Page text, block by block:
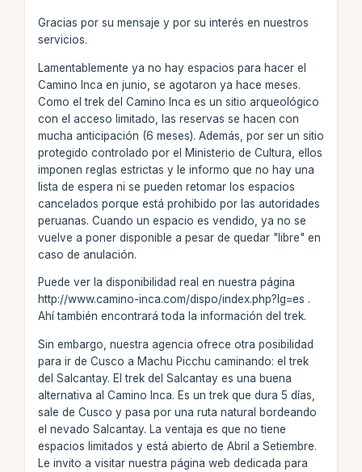
Gracias por su mensaje y por su interés en nuestros
servicios.
Lamentablemente ya no hay espacios para hacer el
Camino Inca en junio, se agotaron ya hace meses.
Como el trek del Camino Inca es un sitio arqueológico
con el acceso limitado, las reservas se hacen con
mucha anticipación (6 meses). Además, por ser un sitio
protegido controlado por el Ministerio de Cultura, ellos
imponen reglas estrictas y le informo que no hay una
lista de espera ni se pueden retomar los espacios
cancelados porque está prohibido por las autoridades
peruanas. Cuando un espacio es vendido, ya no se
vuelve a poner disponible a pesar de quedar "libre" en
caso de anulación.
Puede ver la disponibilidad real en nuestra página
http://www.camino-inca.com/dispo/index.php?lg=es .
Ahí también encontrará toda la información del trek.
Sin embargo, nuestra agencia ofrece otra posibilidad
para ir de Cusco a Machu Picchu caminando: el trek
del Salcantay. El trek del Salcantay es una buena
alternativa al Camino Inca. Es un trek que dura 5 días,
sale de Cusco y pasa por una ruta natural bordeando
el nevado Salcantay. La ventaja es que no tiene
espacios limitados y está abierto de Abril a Setiembre.
Le invito a visitar nuestra página web dedicada para